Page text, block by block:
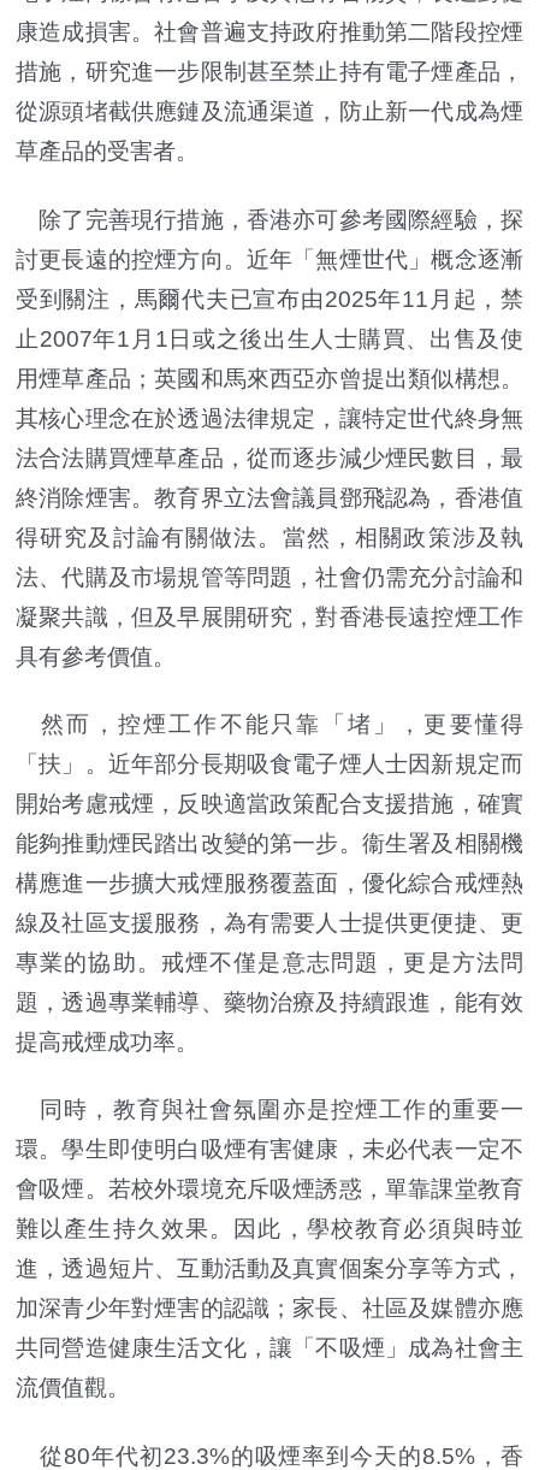
康造成損害。社會普遍支持政府推動第二階段控煙
措施，研究進一步限制甚至禁止持有電子煙產品，
從源頭堵截供應鏈及流通渠道，防止新一代成為煙
草產品的受害者。
除了完善現行措施，香港亦可參考國際經驗，探
討更長遠的控煙方向。近年「無煙世代」概念逐漸
受到關注，馬爾代夫已宣布由2025年11月起，禁
止2007年1月1日或之後出生人士購買、出售及使
用煙草產品；英國和馬來西亞亦曾提出類似構想。
其核心理念在於透過法律規定，讓特定世代終身無
法合法購買煙草產品，從而逐步減少煙民數目，最
終消除煙害。教育界立法會議員鄧飛認為，香港值
得研究及討論有關做法。當然，相關政策涉及執
法、代購及市場規管等問題，社會仍需充分討論和
凝聚共識，但及早展開研究，對香港長遠控煙工作
具有參考價值。
然而，控煙工作不能只靠「堵」，更要懂得
「扶」。近年部分長期吸食電子煙人士因新規定而
開始考慮戒煙，反映適當政策配合支援措施，確實
能夠推動煙民踏出改變的第一步。衞生署及相關機
構應進一步擴大戒煙服務覆蓋面，優化綜合戒煙熱
線及社區支援服務，為有需要人士提供更便捷、更
專業的協助。戒煙不僅是意志問題，更是方法問
題，透過專業輔導、藥物治療及持續跟進，能有效
提高戒煙成功率。
同時，教育與社會氛圍亦是控煙工作的重要一
環。學生即使明白吸煙有害健康，未必代表一定不
會吸煙。若校外環境充斥吸煙誘惑，單靠課堂教育
難以產生持久效果。因此，學校教育必須與時並
進，透過短片、互動活動及真實個案分享等方式，
加深青少年對煙害的認識；家長、社區及媒體亦應
共同營造健康生活文化，讓「不吸煙」成為社會主
流價值觀。
從80年代初23.3%的吸煙率到今天的8.5%，香